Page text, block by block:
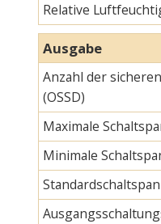
Relative
Ausgabe
Anzahl der
(OSSD)
Maximale
Minimale